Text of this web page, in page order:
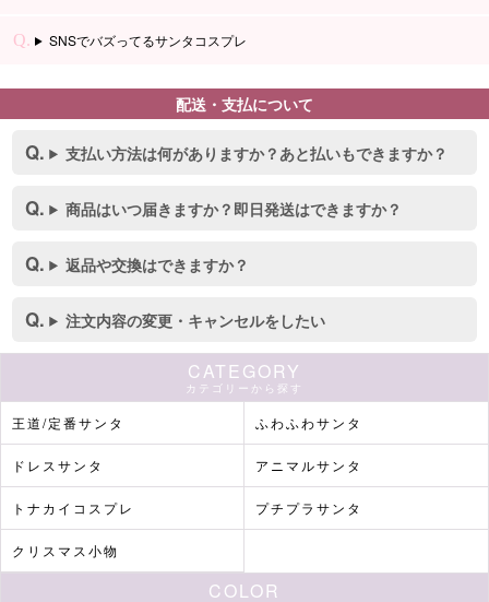
SNSでバズってるサンタコスプレ
配送・支払について
支払い方法は何がありますか？あと払いもできますか？
商品はいつ届きますか？即日発送はできますか？
返品や交換はできますか？
注文内容の変更・キャンセルをしたい
CATEGORY
カテゴリーから探す
王道/定番サンタ ふわふわサンタ
ドレスサンタ アニマルサンタ
トナカイコスプレ プチプラサンタ
クリスマス小物
COLOR